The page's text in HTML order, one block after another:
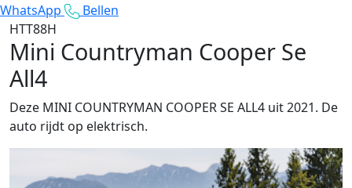
WhatsApp
Bellen
HTT88H
Mini Countryman Cooper Se
All4
Deze MINI COUNTRYMAN COOPER SE ALL4 uit 2021. De
auto rijdt op elektrisch.